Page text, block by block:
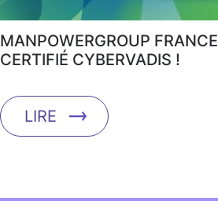
MANPOWERGROUP FRANCE
CERTIFIÉ CYBERVADIS !
LIRE